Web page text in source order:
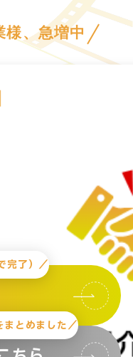
、急増中
完了）／
まとめました／